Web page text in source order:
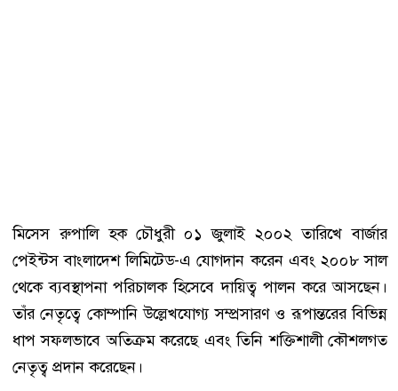
মিসেস রুপালি হক চৌধুরী ০১ জুলাই ২০০২ তারিখে বার্জার
পেইন্টস বাংলাদেশ লিমিটেড-এ যোগদান করেন এবং ২০০৮ সাল
থেকে ব্যবস্থাপনা পরিচালক হিসেবে দায়িত্ব পালন করে আসছেন।
তাঁর নেতৃত্বে কোম্পানি উল্লেখযোগ্য সম্প্রসারণ ও রূপান্তরের বিভিন্ন
ধাপ সফলভাবে অতিক্রম করেছে এবং তিনি শক্তিশালী কৌশলগত
নেতৃত্ব প্রদান করেছেন।